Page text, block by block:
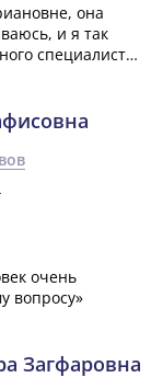
она
и я так
специалиста.
очень
вопросу»
Загфаровна